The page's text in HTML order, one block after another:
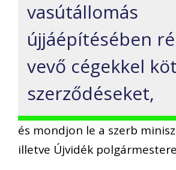
vasútállomás
újjáépítésében
vevő cégekkel
szerződéseket,
és mondjon le a szerb
illetve Újvidék